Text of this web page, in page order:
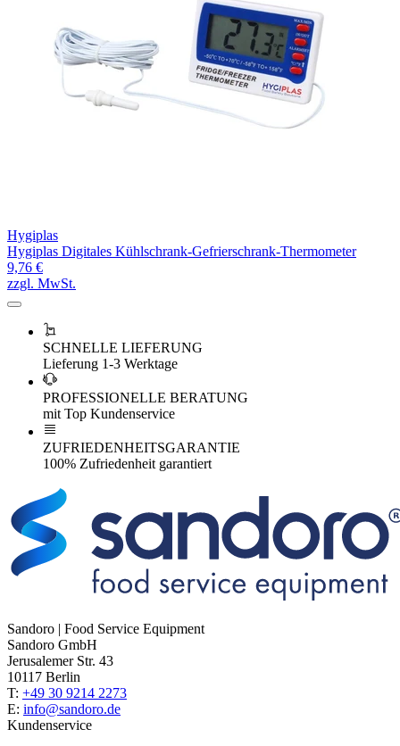
Hygiplas
Hygiplas Digitales Kühlschrank-Gefrierschrank-Thermometer
9,76 €
zzgl. MwSt.
SCHNELLE LIEFERUNG
Lieferung 1-3 Werktage
PROFESSIONELLE BERATUNG
mit Top Kundenservice
ZUFRIEDENHEITSGARANTIE
100% Zufriedenheit garantiert
Sandoro | Food Service Equipment
Sandoro GmbH
Jerusalemer Str. 43
10117 Berlin
T: +49 30 9214 2273
E: info@sandoro.de
Kundenservice